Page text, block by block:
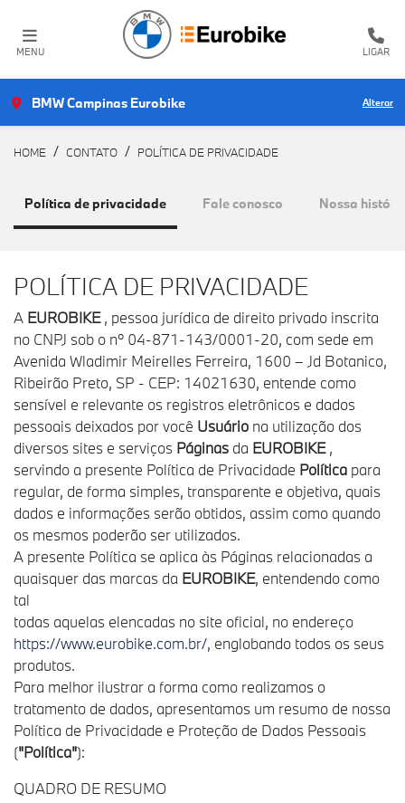
MENU LIGAR
BMW Campinas Eurobike Alterar
HOME CONTATO POLÍTICA DE PRIVACIDADE
Fale conosco Nossa
Política de privacidade
POLÍTICA DE PRIVACIDADE
A EUROBIKE, pessoa jurídica de direito privado inscrita
no CNPJ sob o nº 04-871-143/0001-20, com sede em
Avenida Wladimir Meirelles Ferreira, 1600 – Jd Botanico,
Ribeirão Preto, SP - CEP: 14021630, entende como
sensível e relevante os registros eletrônicos e dados
pessoais deixados por você Usuário na utilização dos
diversos sites e serviços Páginas da EUROBIKE,
servindo a presente Política de Privacidade Política para
regular, de forma simples, transparente e objetiva, quais
dados e informações serão obtidos, assim como quando
os mesmos poderão ser utilizados.
A presente Política se aplica às Páginas relacionadas a
quaisquer das marcas da EUROBIKE, entendendo como
tal
todas aquelas elencadas no site oficial, no endereço
https://www.eurobike.com.br/, englobando todos os seus
produtos.
Para melhor ilustrar a forma como realizamos o
tratamento de dados, apresentamos um resumo de nossa
Política de Privacidade e Proteção de Dados Pessoais
("Política"):
QUADRO DE RESUMO